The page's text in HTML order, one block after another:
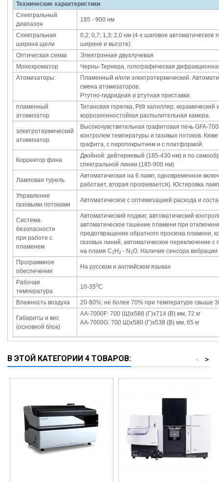
Технические характеристики
Спектральный
диапазон
185 - 900 нм
Спектральная
ширина щели
0,2; 0,7; 1,3; 2,0 нм (4-х шаговое автоматическое
ширине и высоте)
Оптическая схема
Электронная двухлучевая
Монохроматор
Черны-Тернера, голографическая
Атомизаторы:
Пламенный и/или электротермический.
смена атомизаторов.
Ртутно-гидридная и ртутная приставки.
пламенный
атомизатор
Титановая горелка, Pt/Ir капилляр, керамический
коррозионностойкая распылительная камера.
электротермический
атомизатор
Высокочувствительная графитовая печь GFA-
контролем температуры и газовых потоков.
графита, с пиропокрытием и с платформой.
Корректор фона
Двойной: дейтериевый (185-430 нм) и по
спектральной линии (185-900 нм)
Ламповая турель
Автоматическая на 6 ламп, одновременное
работает, вторая прогревается). Юстировка
Управление
газовыми потоками
Автоматическое с оптимизацией расхода и
Система
безопасности
при работе c
пламенем
Автоматический поджиг, автоматический
автоматическое гашение пламени при
предотвращение обратного проскока пламени,
газовых линий, автоматическое переключение с
на пламя С2 H 2 - N 2O. Наличие сенсора
Программное
обеспечение
На русском и английском языках
Рабочая
температура
10-350С
Влажность воздуха 20-80%; не более 70% при температуре свыше
Габариты и вес
(основной блок)
AA-7000F: 700 (Ш)x588 (Г)x714 (В) мм, 72 кг
АA-7000G: 700 Ш)x580 (Г)x538 (В) мм, 65 кг
В ЭТОЙ КАТЕГОРИИ 4 ТОВАРОВ: >
<